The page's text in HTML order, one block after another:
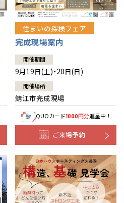
住まいの探検フェア
完成現場案内
開催期間
9月19日(土)・20日(日)
開催場所
鯖江市完成現場
QUOカード1000円分進呈中！
ご来場予約